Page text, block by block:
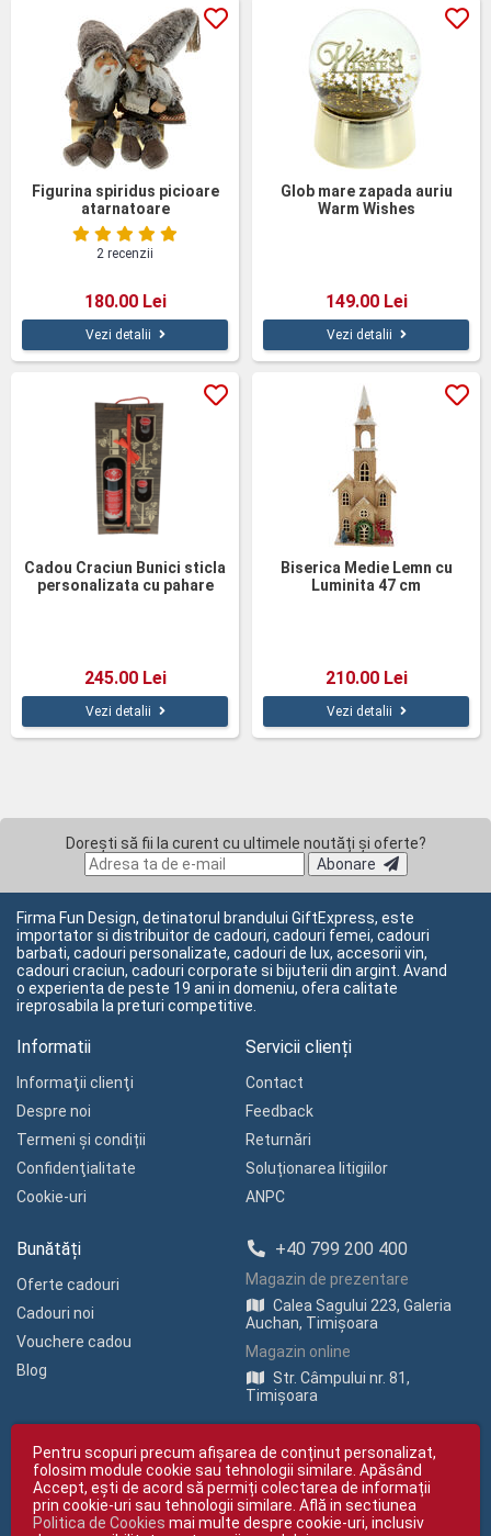
Figurina spiridus picioare
atarnatoare
2 recenzii
180.00 Lei
Vezi detalii
Glob mare zapada auriu
Warm Wishes
149.00 Lei
Vezi detalii
Cadou Craciun Bunici sticla
personalizata cu pahare
245.00 Lei
Vezi detalii
Biserica Medie Lemn cu
Luminita 47 cm
210.00 Lei
Vezi detalii
Dorești să fii la curent cu ultimele noutăți și oferte?
Abonare
Firma Fun Design, detinatorul brandului GiftExpress, este
importator si distribuitor de cadouri, cadouri femei, cadouri
barbati, cadouri personalizate, cadouri de lux, accesorii vin,
cadouri craciun, cadouri corporate si bijuterii din argint. Avand
o experienta de peste 19 ani in domeniu, ofera calitate
ireprosabila la preturi competitive.
Informatii
Informaţii clienţi
Despre noi
Termeni și condiții
Confidenţialitate
Cookie-uri
Servicii clienți
Contact
Feedback
Returnări
Soluționarea litigiilor
ANPC
Bunătăți
Oferte cadouri
Cadouri noi
Vouchere cadou
Blog
+40 799 200 400
Magazin de prezentare
Calea Sagului 223, Galeria
Auchan, Timișoara
Magazin online
Str. Câmpului nr. 81,
Timișoara
Copyright © giftexpress.ro | Toate drepturile rezervate
Pentru scopuri precum afișarea de conținut personalizat,
folosim module cookie sau tehnologii similare. Apăsând
Accept, ești de acord să permiți colectarea de informații
prin cookie-uri sau tehnologii similare. Află in sectiunea
Politica de Cookies mai multe despre cookie-uri, inclusiv